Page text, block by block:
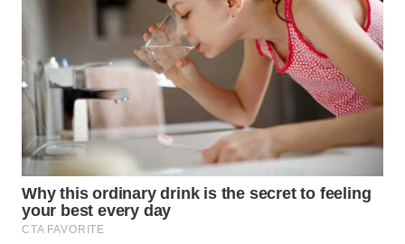
MALUKU
MALUT
WN
DAIRI
WN